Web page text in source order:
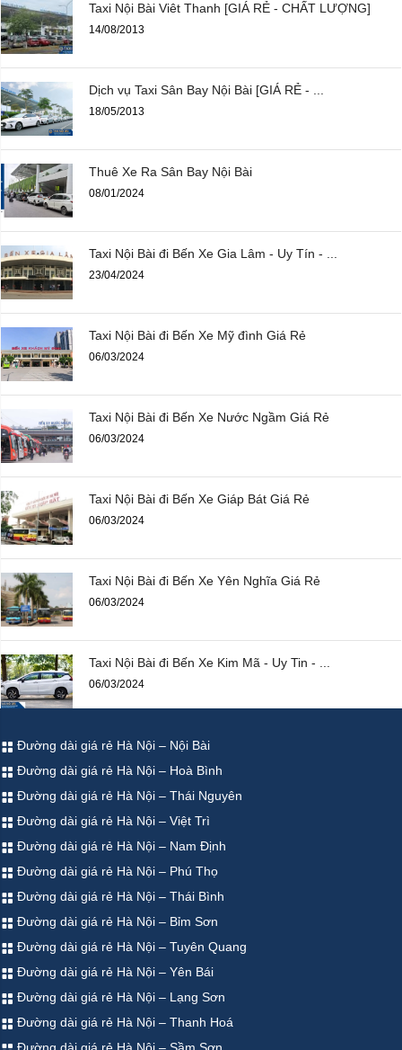
Taxi Nội Bài Viêt Thanh [GIÁ RẺ - CHẤT LƯỢNG]
14/08/2013
Dịch vụ Taxi Sân Bay Nội Bài [GIÁ RẺ - ...
18/05/2013
Thuê Xe Ra Sân Bay Nội Bài
08/01/2024
Taxi Nội Bài đi Bến Xe Gia Lâm - Uy Tín - ...
23/04/2024
Taxi Nội Bài đi Bến Xe Mỹ đình Giá Rẻ
06/03/2024
Taxi Nội Bài đi Bến Xe Nước Ngầm Giá Rẻ
06/03/2024
Taxi Nội Bài đi Bến Xe Giáp Bát Giá Rẻ
06/03/2024
Taxi Nội Bài đi Bến Xe Yên Nghĩa Giá Rẻ
06/03/2024
Taxi Nội Bài đi Bến Xe Kim Mã - Uy Tin - ...
06/03/2024
Đường dài giá rẻ Hà Nội – Nội Bài
Đường dài giá rẻ Hà Nội – Hoà Bình
Đường dài giá rẻ Hà Nội – Thái Nguyên
Đường dài giá rẻ Hà Nội – Việt Trì
Đường dài giá rẻ Hà Nội – Nam Định
Đường dài giá rẻ Hà Nội – Phú Thọ
Đường dài giá rẻ Hà Nội – Thái Bình
Đường dài giá rẻ Hà Nội – Bỉm Sơn
Đường dài giá rẻ Hà Nội – Tuyên Quang
Đường dài giá rẻ Hà Nội – Yên Bái
Đường dài giá rẻ Hà Nội – Lạng Sơn
Đường dài giá rẻ Hà Nội – Thanh Hoá